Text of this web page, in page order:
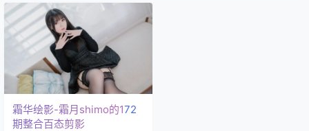
霜华绘影-霜月shimo的172
期整合百态剪影